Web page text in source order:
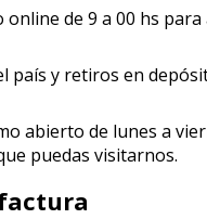
online de 9 a 00 hs
país y retiros en
abierto de lunes a
puedas visitarnos.